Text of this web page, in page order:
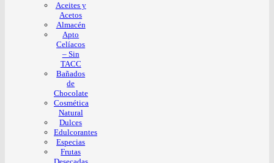
Aceites y
Acetos
Almacén
Apto
Celíacos
– Sin
TACC
Bañados
de
Chocolate
Cosmética
Natural
Dulces
Edulcorantes
Especias
Frutas